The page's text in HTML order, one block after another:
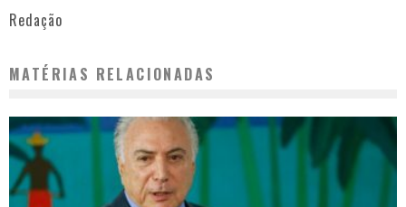
Redação
MATÉRIAS RELACIONADAS